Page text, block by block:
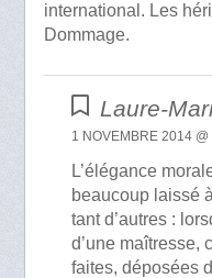
international. Les
Dommage.
Laure-
1 NOVEMBRE 2014 @
L’élégance
beaucoup laissé
tant d’autres :
d’une maîtresse,
faites, déposées